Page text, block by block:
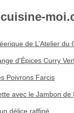
de L’Atelier du
d'Épices Curry
Poivrons Farcis
avec le Jambon de
délice raffiné